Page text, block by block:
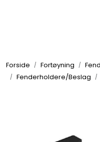
Forside Fortøyning
Fenderholdere/Beslag
Elektrisk